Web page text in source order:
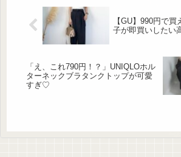
た。昼と夜の寒暖
ず、なんとなく重
プダウンこそが、
【GU】990円で
子が即買いしたい
「え、これ790円！？」UNIQLOホル
ターネックブラタンクトップが可愛
すぎ♡